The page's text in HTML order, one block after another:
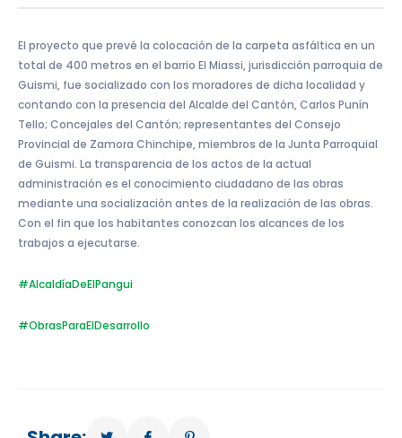
El proyecto que prevé la colocación de la carpeta asfáltica en un
total de 400 metros en el barrio El Miassi, jurisdicción parroquia de
Guismi, fue socializado con los moradores de dicha localidad y
contando con la presencia del Alcalde del Cantón, Carlos Punín
Tello; Concejales del Cantón; representantes del Consejo
Provincial de Zamora Chinchipe, miembros de la Junta Parroquial
de Guismi. La transparencia de los actos de la actual
administración es el conocimiento ciudadano de las obras
mediante una socialización antes de la realización de las obras.
Con el fin que los habitantes conozcan los alcances de los
trabajos a ejecutarse.
#AlcaldíaDeElPangui
#ObrasParaElDesarrollo